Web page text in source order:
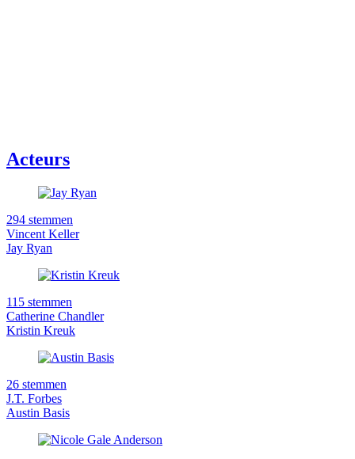
Acteurs
294 stemmen
Vincent Keller
Jay Ryan
115 stemmen
Catherine Chandler
Kristin Kreuk
26 stemmen
J.T. Forbes
Austin Basis